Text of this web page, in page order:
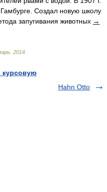
Создал новую школу
запугивания животных →
2014
курсовую
Hahn Otto